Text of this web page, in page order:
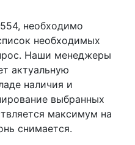
необходимо
необходимых
Наши менеджеры
актуальную
наличия и
выбранных
максимум на
снимается.